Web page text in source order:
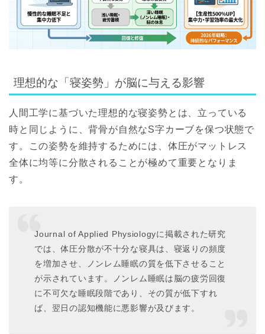
理想的な「寝姿勢」が脳に与える影響
人間工学に基づいた理想的な寝姿勢とは、立っている
時と同じように、背骨が自然なS字カーブを保つ状態で
す。この姿勢を維持するためには、体圧がマットレス
全体に均等に分散されることが極めて重要となりま
す。
Journal of Applied Physiologyに掲載された研究
では、体圧分散が不十分な寝具は、寝返りの頻度
を増加させ、ノンレム睡眠の質を低下させる こと
が示されています。ノンレム睡眠は脳の疲労回復
に不可欠な睡眠段階であり、その質が低下すれ
ば、翌日の認知機能に悪影響が及びます。